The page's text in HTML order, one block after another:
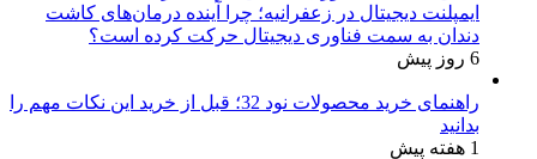
ایمپلنت دیجیتال در زعفرانیه؛ چرا آینده درمان‌های کاشت
دندان به سمت فناوری دیجیتال حرکت کرده است؟
6 روز پیش
راهنمای خرید محصولات نود 32؛ قبل از خرید این نکات مهم را
بدانید
1 هفته پیش